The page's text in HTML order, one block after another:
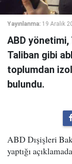
Yayınlanma: 19 Aralık
ABD
Taliban gibi
toplumdan
bulundu.
ABD Dışişleri
yaptığı